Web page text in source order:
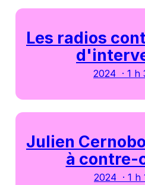
Les radios
2024 · 1 h
Julien
à contre-
2024 · 1 h